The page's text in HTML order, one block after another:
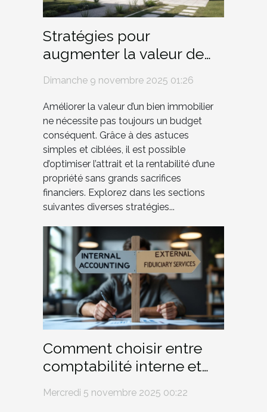
Stratégies pour
augmenter la valeur de
peu d'investissement
Dimanche 9 novembre 2025 01:26
Améliorer la valeur d’un bien immobilier
ne nécessite pas toujours un budget
conséquent. Grâce à des astuces
simples et ciblées, il est possible
d’optimiser l’attrait et la rentabilité d’une
propriété sans grands sacrifices
financiers. Explorez dans les sections
suivantes diverses stratégies...
Comment choisir entre
comptabilité interne et
services fiduciaires
externes ?
Mercredi 5 novembre 2025 00:22